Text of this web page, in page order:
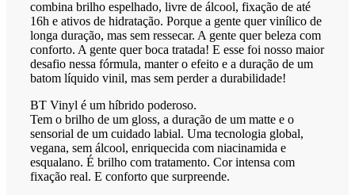
combina brilho espelhado, livre de álcool, fixação de até
16h e ativos de hidratação. Porque a gente quer vinílico de
longa duração, mas sem ressecar. A gente quer beleza com
conforto. A gente quer boca tratada! E esse foi nosso maior
desafio nessa fórmula, manter o efeito e a duração de um
batom líquido vinil, mas sem perder a durabilidade!
BT Vinyl é um híbrido poderoso.
Tem o brilho de um gloss, a duração de um matte e o
sensorial de um cuidado labial. Uma tecnologia global,
vegana, sem álcool, enriquecida com niacinamida e
esqualano. É brilho com tratamento. Cor intensa com
fixação real. E conforto que surpreende.